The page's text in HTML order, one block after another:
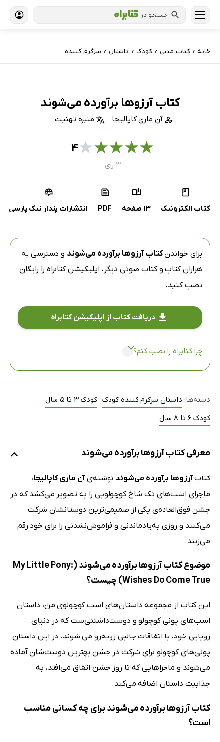
جستجو در
خانه › کتاب‌ متنی › کودک › داستان › سرگرم کننده
کتاب آرزوها برآورده می‌شوند
آن ماری کاپالیجا منیره تهنیت
★
★
★
★
★۴
۳ رای
کتاب الکترونیک 13 صفحه PDF انتشارات پندار نیک پارسی
برای خواندنکتاب آرزوها برآورده می‌شوند و دسترسی به
هزاران کتاب و کتاب صوتی دیگر، اپلیکیشن کتابراه را رایگان
نصب کنید.
دریافت کتاب از اپلیکیشن کتابراه
چرا کتابراه را نصب کنم؟
دسته‌ها: داستان سرگرم کننده کودک کودک 3 تا 5 سال
کودک 6 تا 8 سال
معرفی کتاب آرزوها برآورده می‌شوند
کتابآرزوها برآورده می‌شوند نوشته‌یآن ماری کاپالیجا،
ماجرای اسب‌های تک شاخ کوچولویی را به تصویر می‌کشد که در
جشن فوق‌العاده‌ی یکی از صمیمی‌ترین دوستانشان شرکت
می‌کنند و روزی به‌یادماندنی و فراموش‌نشدنی را برای خود رقم
می‌زنند.
موضوع کتاب آرزوها برآورده می‌شوند (My Little Pony:
Wishes Do Come True) چیست؟
این کتاب از مجموعه داستان‌های اسب کوچولوی من، داستان
اسب‌های پونی کوچولو و دوست‌داشتنی‌ست که در دنیای
رویایی خود، با اتفاقات جالبی روبه‌رو می شوند. در این داستان
پونی‌های کوچولو برای شرکت در جشن بهترین دوست‌شان آماده
می‌شوند و ماجراهایی که تا روز جشن اتفاق می‌افتد، به
جذابیت داستان اضافه می‌کند.
کتاب آرزوها برآورده می‌شوند برای چه کسانی مناسب
است؟